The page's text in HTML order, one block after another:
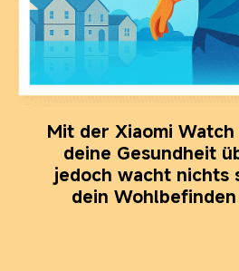
Mit der Xiaomi
deine Gesundheit
jedoch wacht nichts
dein